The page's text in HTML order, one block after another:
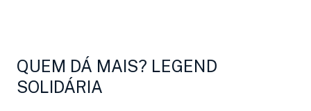
QUEM DÁ MAIS? LEGEND
SOLIDÁRIA